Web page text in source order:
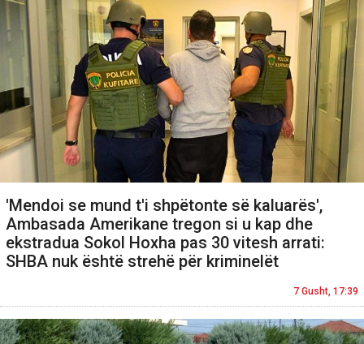
'Mendoi se mund t'i shpëtonte së kaluarës',
Ambasada Amerikane tregon si u kap dhe
ekstradua Sokol Hoxha pas 30 vitesh arrati:
SHBA nuk është strehë për kriminelët
7 Gusht, 17:39